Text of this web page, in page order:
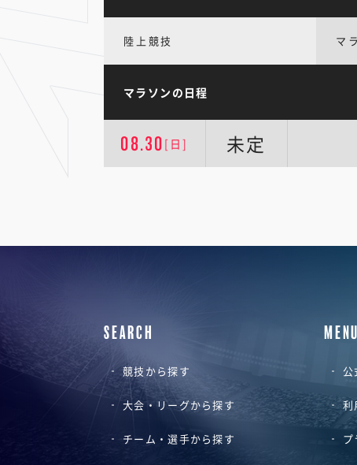
陸上競技 マ
マラソンの日程
08.30 [日] 未定
SEARCH
競技から探す
大会・リーグから探す
チーム・選手から探す
MENU
利